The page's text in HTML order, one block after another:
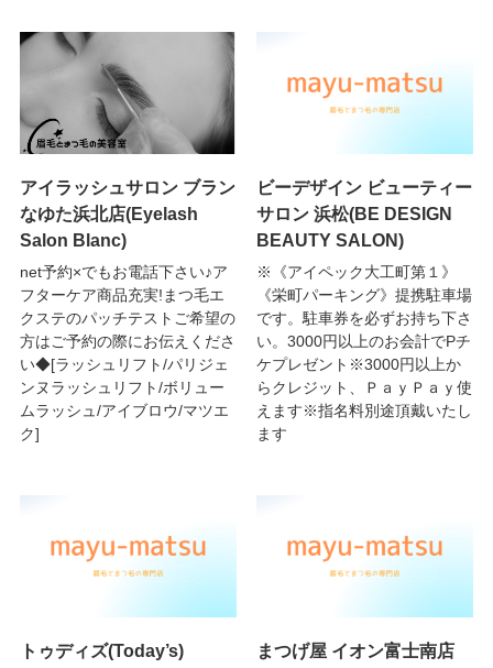
アイラッシュサロン ブラン
なゆた浜北店(Eyelash
Salon Blanc)
net予約×でもお電話下さい♪ア
フターケア商品充実!まつ毛エ
クステのパッチテストご希望の
方はご予約の際にお伝えくださ
い◆[ラッシュリフト/パリジェ
ンヌラッシュリフト/ボリュー
ムラッシュ/アイブロウ/マツエ
ク]
ビーデザイン ビューティー
サロン 浜松(BE DESIGN
BEAUTY SALON)
※《アイペック大工町第１》
《栄町パーキング》提携駐車場
です。駐車券を必ずお持ち下さ
い。3000円以上のお会計でPチ
ケプレゼント※3000円以上か
らクレジット、ＰａｙＰａｙ使
えます※指名料別途頂戴いたし
ます
トゥディズ(Today’s) まつげ屋 イオン富士南店